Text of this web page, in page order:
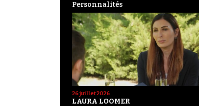
Personnalités
26 juillet 2026
LAURA LOOMER